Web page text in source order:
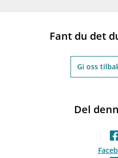
Fant du det
Gi oss
Del